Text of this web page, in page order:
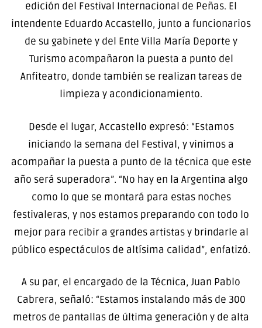
edición del Festival Internacional de Peñas. El
intendente Eduardo Accastello, junto a funcionarios
de su gabinete y del Ente Villa María Deporte y
Turismo acompañaron la puesta a punto del
Anfiteatro, donde también se realizan tareas de
limpieza y acondicionamiento.
Desde el lugar, Accastello expresó: “Estamos
iniciando la semana del Festival, y vinimos a
acompañar la puesta a punto de la técnica que este
año será superadora”. “No hay en la Argentina algo
como lo que se montará para estas noches
festivaleras, y nos estamos preparando con todo lo
mejor para recibir a grandes artistas y brindarle al
público espectáculos de altísima calidad”, enfatizó.
A su par, el encargado de la Técnica, Juan Pablo
Cabrera, señaló: “Estamos instalando más de 300
metros de pantallas de última generación y de alta